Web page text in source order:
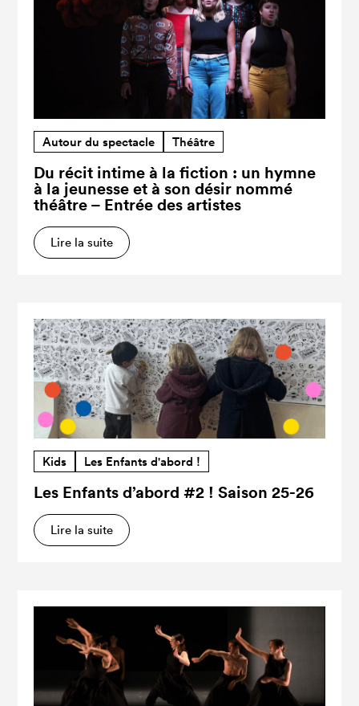
Autour du spectacle Théâtre
Du récit intime à la fiction : un hymne
à la jeunesse et à son désir nommé
théâtre – Entrée des artistes
Lire la suite
Kids Les Enfants d'abord !
Les Enfants d’abord #2 ! Saison 25-26
Lire la suite